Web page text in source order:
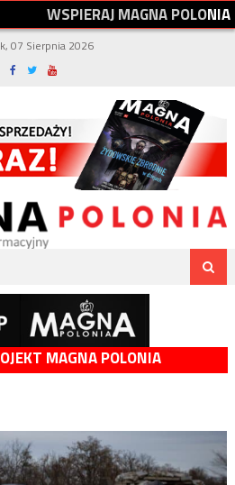
WSPIERAJMAGNAPOLONIA
07 Sierpnia 2026
MAGNA POLONIA